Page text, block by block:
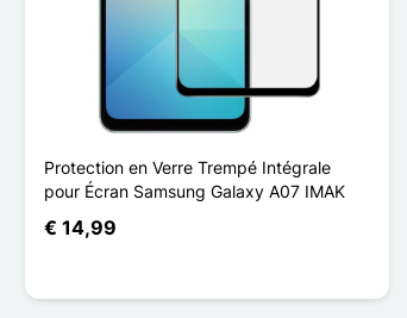
Protection en Verre Trempé Intégrale
pour Écran Samsung Galaxy A07 IMAK
€ 14,99